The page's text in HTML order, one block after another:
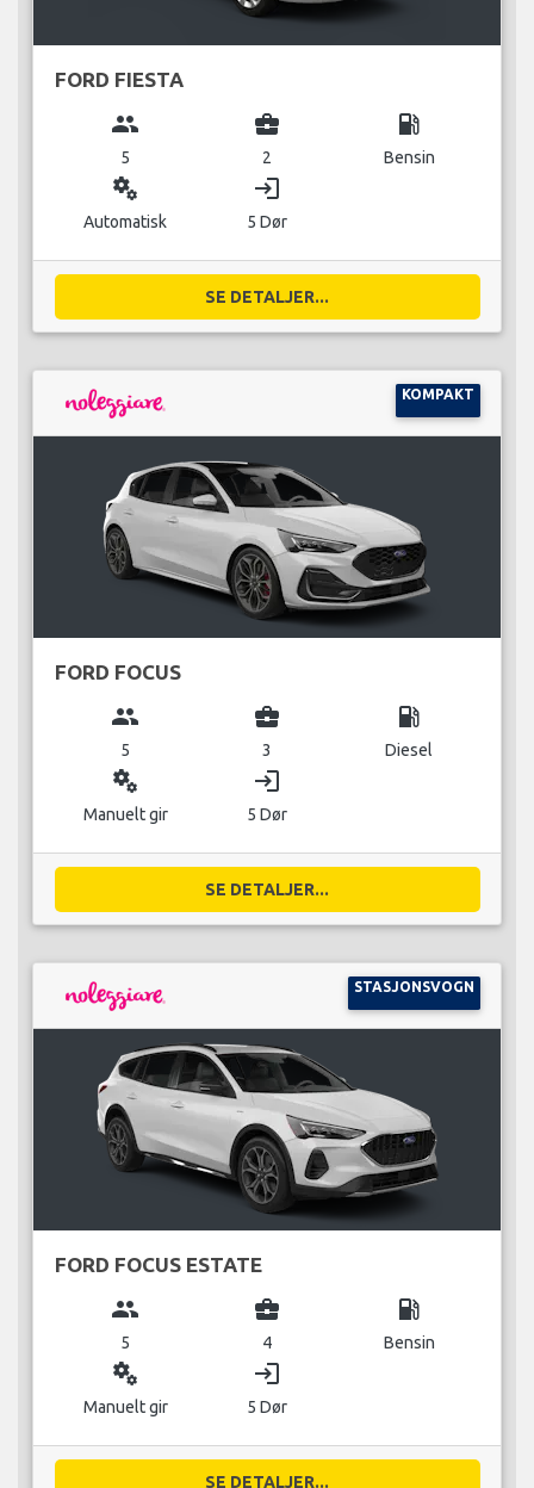
FORD FIESTA
group
5
business_center
2
local_gas_station
Bensin
miscellaneous_services
Automatisk
login
5 Dør
SE DETALJER...
KOMPAKT
FORD FOCUS
group
5
business_center
3
local_gas_station
Diesel
miscellaneous_services
Manuelt gir
login
5 Dør
SE DETALJER...
STASJONSVOGN
FORD FOCUS ESTATE
group
5
business_center
4
local_gas_station
Bensin
miscellaneous_services
Manuelt gir
login
5 Dør
SE DETALJER...